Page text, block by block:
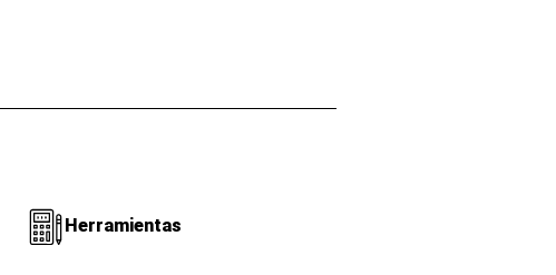
Herramientas